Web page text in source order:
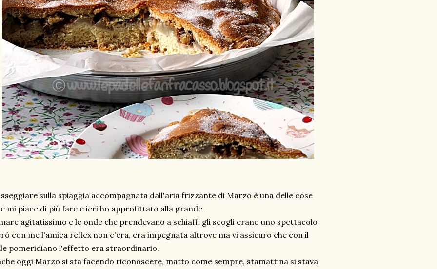
sulla spiaggia accompagnata dall'aria frizzante di Marzo è una delle cose
mi piace di più fare e ieri ho approfittato alla grande.
agitatissimo e le onde che prendevano a schiaffi gli scogli erano uno spettacolo
con me l'amica reflex non c'era, era impegnata altrove ma vi assicuro che con il
pomeridiano l'effetto era straordinario.
oggi Marzo si sta facendo riconoscere, matto come sempre, stamattina si stava